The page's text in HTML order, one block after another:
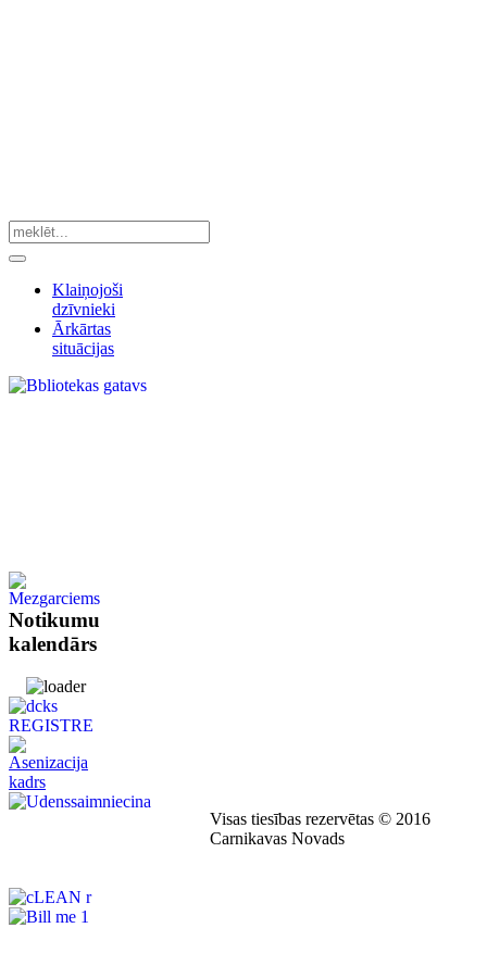
Klaiņojoši
dzīvnieki
Ārkārtas
situācijas
Notikumu
kalendārs
Visas tiesības rezervētas © 2016
Carnikavas Novads